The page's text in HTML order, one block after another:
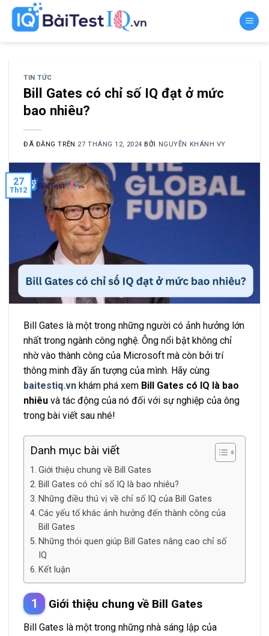
Chuyển
TIN TỨC
Bill Gates có chỉ số IQ đạt ở mức
bao nhiêu?
ĐÃ ĐĂNG TRÊN 27 THÁNG 12, 2024 BỞI NGUYỄN KHÁNH VY
27
Th12
Bill Gates là một trong những người có ảnh hưởng lớn
nhất trong ngành công nghệ. Ông nổi bật không chỉ
nhờ vào thành công của Microsoft mà còn bởi trí
thông minh đầy ấn tượng của mình. Hãy cùng
baitestiq.vn khám phá xem Bill Gates có IQ là bao
nhiêu và tác động của nó đối với sự nghiệp của ông
trong bài viết sau nhé!
Danh mục bài viết
Giới thiệu chung về Bill Gates
Bill Gates có chỉ số IQ là bao nhiêu?
Những điều thú vị về chỉ số IQ của Bill Gates
Các yếu tố khác ảnh hưởng đến thành công của
Bill Gates
Những thói quen giúp Bill Gates nâng cao chỉ số
IQ
Kết luận
Giới thiệu chung về Bill Gates
Bill Gates là một trong những nhà sáng lập của